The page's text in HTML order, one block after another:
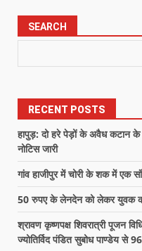
SEARCH
RECENT POSTS
हापुड़: दो हरे पेड़ों के अवैध कटान के
नोटिस जारी
गांव हाजीपुर में चोरी के शक में एक
50 रुपए के लेनदेन को लेकर युवक
श्रावण कृष्णपक्ष शिवरात्री पूजन
ज्योतिर्विद पंडित सुबोध पाण्डेय से